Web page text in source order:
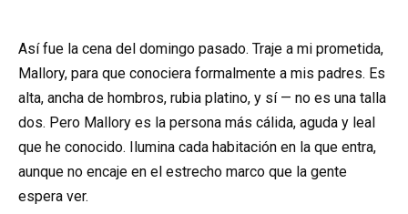
Así fue la cena del domingo pasado. Traje a mi prometida,
Mallory, para que conociera formalmente a mis padres. Es
alta, ancha de hombros, rubia platino, y sí — no es una talla
dos. Pero Mallory es la persona más cálida, aguda y leal
que he conocido. Ilumina cada habitación en la que entra,
aunque no encaje en el estrecho marco que la gente
espera ver.